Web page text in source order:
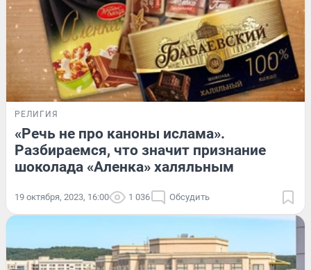
РЕЛИГИЯ
«Речь не про каноны ислама».
Разбираемся, что значит признание
шоколада «Аленка» халяльным
19 октября, 2023, 16:00 1 036 Обсудить